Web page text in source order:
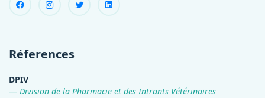
Réferences
DPIV
Division de la Pharmacie et des Intrants Vétérinaires